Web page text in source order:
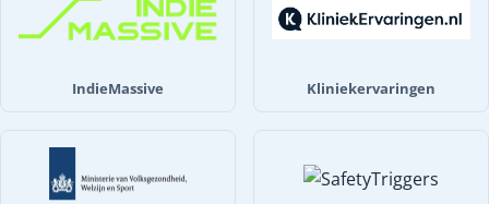
IndieMassive Kliniekervaringen